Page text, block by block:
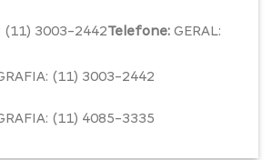
(11) 3003-2442Telefone: GERAL:
(11) 3003-2442
(11) 4085-3335